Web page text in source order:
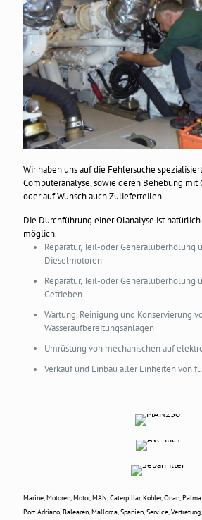
Wir haben uns auf die Fehlersuche
Computeranalyse, sowie deren Behebung
oder auf Wunsch auch Zulieferteilen.
Die Durchführung einer Ölanalyse ist
möglich.
Reparatur, Teil-oder Generalüberholung
Dieselmotoren
Reparatur, Teil-oder Generalüberholung
Getrieben
Wartung, Reinigung und Konservierung
Wasseraufbereitungsanlagen
Umrüstung von mechanischen auf
Verkauf und Einbau aller Einheiten von
Marine, Motoren, Motor, MAN, Caterpillar, Kohler, Onan,
Port Adriano, Balearen, Mallorca, Spanien, Service,